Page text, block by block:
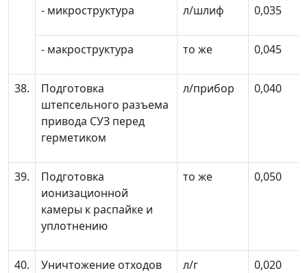
- микроструктура л/шлиф 0,035
- макроструктура то же 0,045
38.
Подготовка
штепсельного разъема
привода СУЗ перед
герметиком
л/прибор 0,040
39.
Подготовка
ионизационной
камеры к распайке и
уплотнению
то же 0,050
40.
Уничтожение отходов
л/г 0,020